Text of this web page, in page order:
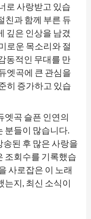
로 사랑받고 있습
친과 함께 부른 듀
깊은 인상을 남겼
로운 목소리와 절
동적인 무대를 만
엣곡에 큰 관심을
히 증가하고 있습
엣곡 슬픈 인연의
분들이 많습니다.
된 후 많은 사랑을
조회수를 기록했습
사로잡은 이 노래
는지, 최신 소식이